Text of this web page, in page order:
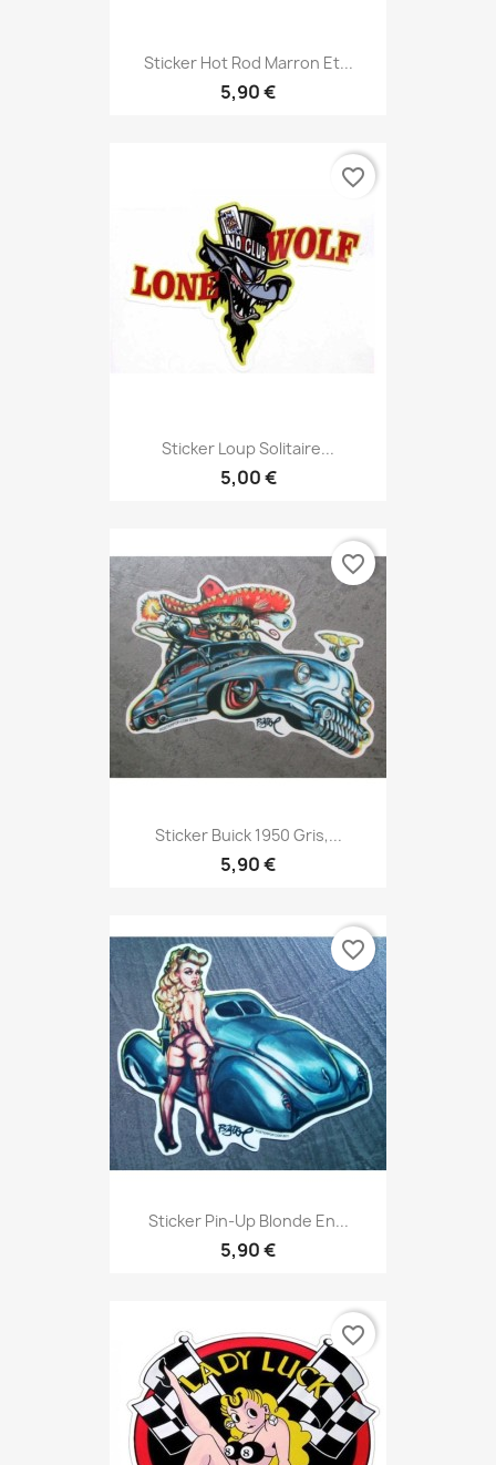
Sticker Hot Rod Marron Et...
5,90 €
Sticker Loup Solitaire...
5,00 €
favorite_border
Sticker Buick 1950 Gris,...
5,90 €
favorite_border
Sticker Pin-Up Blonde En...
5,90 €
favorite_border
favorite_border